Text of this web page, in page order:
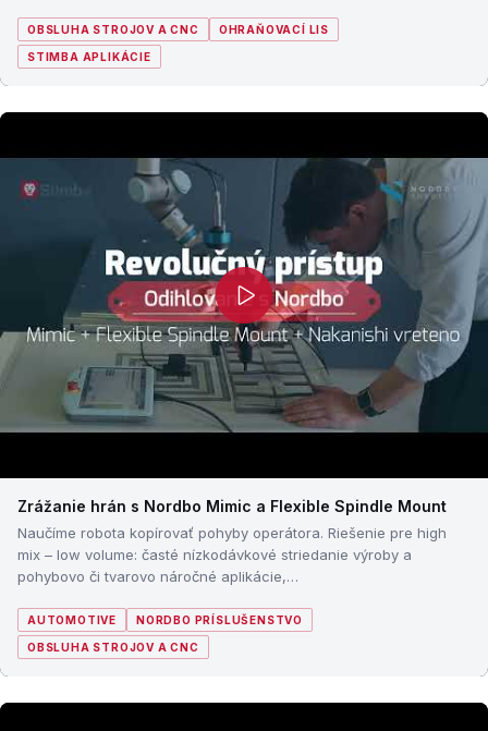
OBSLUHA STROJOV A CNC OHRAŇOVACÍ LIS
STIMBA APLIKÁCIE
Zrážanie hrán s Nordbo Mimic a Flexible Spindle Mount
Naučíme robota kopírovať pohyby operátora. Riešenie pre high
mix – low volume: časté nízkodávkové striedanie výroby a
pohybovo či tvarovo náročné aplikácie,…
AUTOMOTIVE NORDBO PRÍSLUŠENSTVO
OBSLUHA STROJOV A CNC